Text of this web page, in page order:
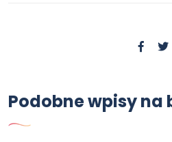
Podobne wpisy na
Lewe świadectwo
liceum Forum